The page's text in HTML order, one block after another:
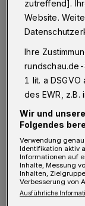
Cindy Hutcap (li.),
Jugendzentrums,
Foto: DRK
Z
u Gast
Oudnia und
Auftakt
Kinder
zutreffend].
Website.
Ihre
rundschau.de-
1 lit. a
des EWR, z.B.
Wir und
Folgendes
Verwendung
Identifikation aktiv
Informationen auf
Inhalte, Messung
Inhalten,
Verbesserung von
Ausführliche